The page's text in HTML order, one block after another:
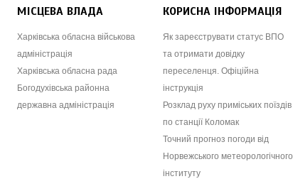
МІСЦЕВА ВЛАДА
Харківська обласна військова
адміністрація
Харківська обласна рада
Богодухівська районна
державна адміністрація
КОРИСНА ІНФОРМАЦІЯ
Як зареєструвати статус ВПО
та отримати довідку
переселенця. Офіційна
інструкція
Розклад руху приміських поїздів
по станції Коломак
Точний прогноз погоди від
Норвежського метеорологічного
інституту